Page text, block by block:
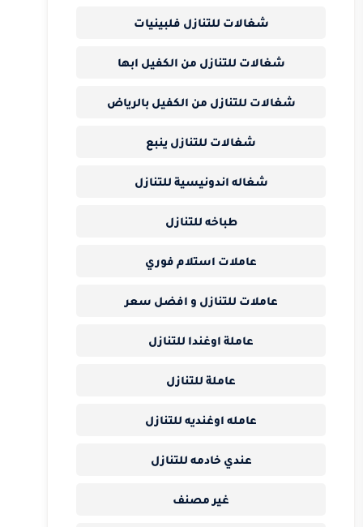
شغالات للتنازل فلبينيات
شغالات للتنازل من الكفيل ابها
شغالات للتنازل من الكفيل بالرياض
شغالات للتنازل ينبع
شغاله اندونيسية للتنازل
طباخه للتنازل
عاملات استلام فوري
عاملات للتنازل و افضل سعر
عاملة اوغندا للتنازل
عاملة للتنازل
عامله اوغنديه للتنازل
عندي خادمه للتنازل
غير مصنف